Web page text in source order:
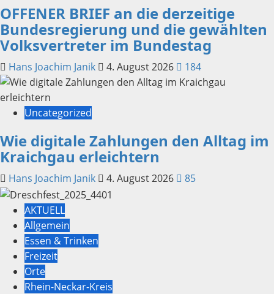
OFFENER BRIEF an die derzeitige
Bundesregierung und die gewählten
Volksvertreter im Bundestag
Hans Joachim Janik 4. August 2026 184
Uncategorized
Wie digitale Zahlungen den Alltag im
Kraichgau erleichtern
Hans Joachim Janik 4. August 2026 85
AKTUELL
Allgemein
Essen & Trinken
Freizeit
Orte
Rhein-Neckar-Kreis